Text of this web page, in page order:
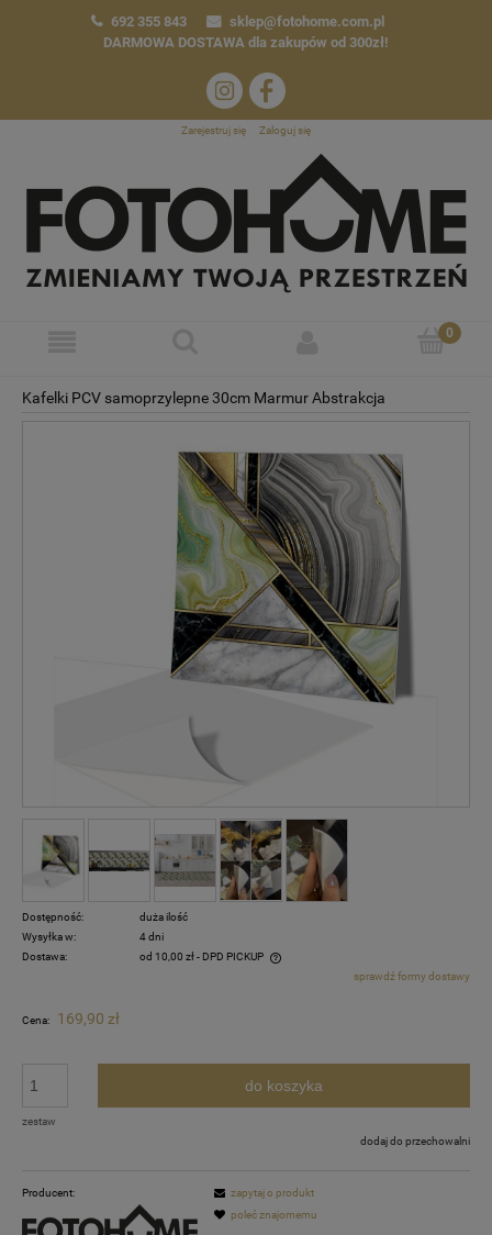
692 355 843
sklep@fotohome.com.pl
DARMOWA DOSTAWA dla zakupów od 300zł!
Zarejestruj się Zaloguj się
Kafelki PCV samoprzylepne 30cm Marmur Abstrakcja
Dostępność:
duża ilość
Wysyłka w:
4 dni
Dostawa:
od 10,00 zł- DPD PICKUP
Cena nie zawiera ewentualnych kosztów płatnościsprawdź formy dostawy
Cena: 169,90 zł
zestaw
do koszyka
dodaj do przechowalni
Producent:
zapytaj o produkt
poleć znajomemu